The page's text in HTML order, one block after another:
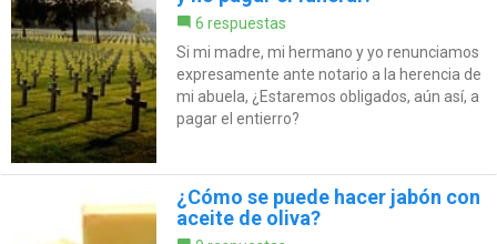
6 respuestas
Si mi madre, mi hermano y yo renunciamos
expresamente ante notario a la herencia de
mi abuela, ¿Estaremos obligados, aún así, a
pagar el entierro?
¿Cómo se puede hacer jabón con
aceite de oliva?